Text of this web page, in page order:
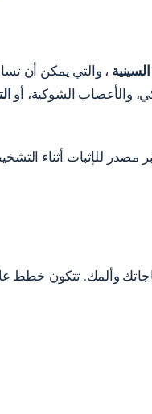
، والتي يمكن أن
والأعصاب الشوكية، أو
مصدر للإثبات أثناء
وألمك. تتكون